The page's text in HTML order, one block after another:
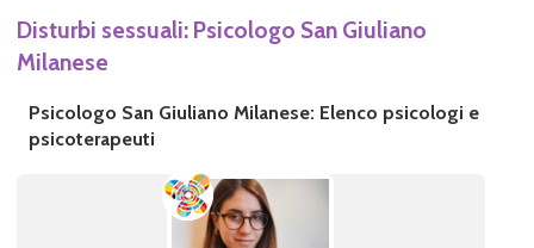
Disturbi sessuali: Psicologo San Giuliano
Milanese
Psicologo San Giuliano Milanese: Elenco psicologi e
psicoterapeuti